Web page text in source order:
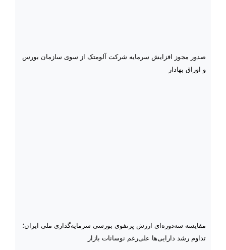
صدور مجوز افزایش سرمایه شرکت آلومتک از سوی سازمان بورس
و اوراق بهادار
مقایسه سه‌دوره‌ای ارزش پرتفوی بورسی سرمایه‌گذاری ملی ایران؛
تداوم رشد دارایی‌ها علی‌رغم نوسانات بازار